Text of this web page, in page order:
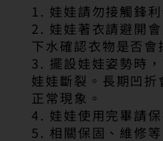
1. 娃娃請勿接觸鋒利
2. 娃娃著衣請避開
下水確認衣物是否會
3. 擺設娃娃姿勢時
娃娃斷裂。長期凹
正常現象。
4. 娃娃使用完畢請保
5. 相關保固、維修